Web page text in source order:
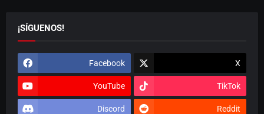
¡SÍGUENOS!
Facebook X
YouTube TikTok
Discord Reddit